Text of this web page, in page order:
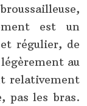
est un
régulier, de
au
relativement
pas les bras.